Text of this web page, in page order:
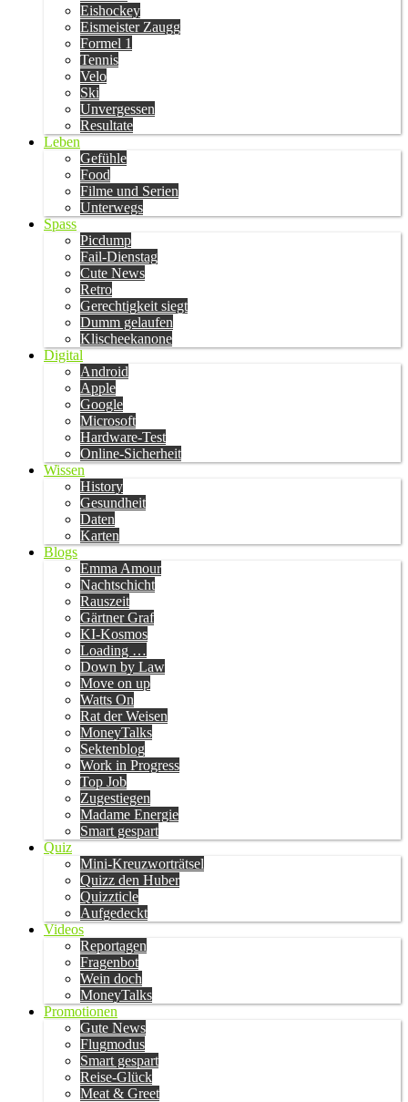
Eishockey
Eismeister Zaugg
Formel 1
Tennis
Velo
Ski
Unvergessen
Resultate
Leben
Gefühle
Food
Filme und Serien
Unterwegs
Spass
Picdump
Fail-Dienstag
Cute News
Retro
Gerechtigkeit siegt
Dumm gelaufen
Klischeekanone
Digital
Android
Apple
Google
Microsoft
Hardware-Test
Online-Sicherheit
Wissen
History
Gesundheit
Daten
Karten
Blogs
Emma Amour
Nachtschicht
Rauszeit
Gärtner Graf
KI-Kosmos
Loading …
Down by Law
Move on up
Watts On
Rat der Weisen
MoneyTalks
Sektenblog
Work in Progress
Top Job
Zugestiegen
Madame Energie
Smart gespart
Quiz
Mini-Kreuzworträtsel
Quizz den Huber
Quizzticle
Aufgedeckt
Videos
Reportagen
Fragenbot
Wein doch
MoneyTalks
Promotionen
Gute News
Flugmodus
Smart gespart
Reise-Glück
Meat & Greet